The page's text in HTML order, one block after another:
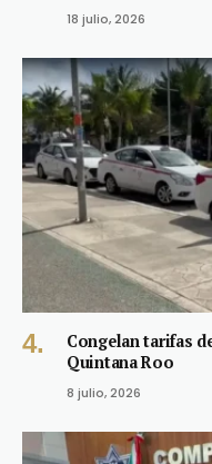
18 julio, 2026
Congelan tarifas
Quintana Roo
8 julio, 2026